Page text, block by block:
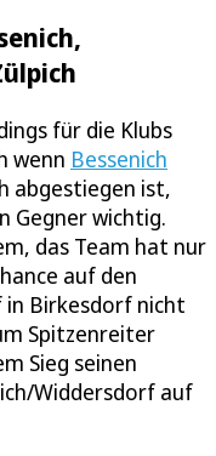
für die Klubs
wenn Bessenich
abgestiegen ist,
Gegner wichtig.
das Team hat nur
auf den
Birkesdorf nicht
Spitzenreiter
Sieg seinen
Widdersdorf auf